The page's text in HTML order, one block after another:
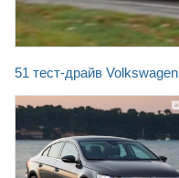
51 тест-драйв Volkswagen